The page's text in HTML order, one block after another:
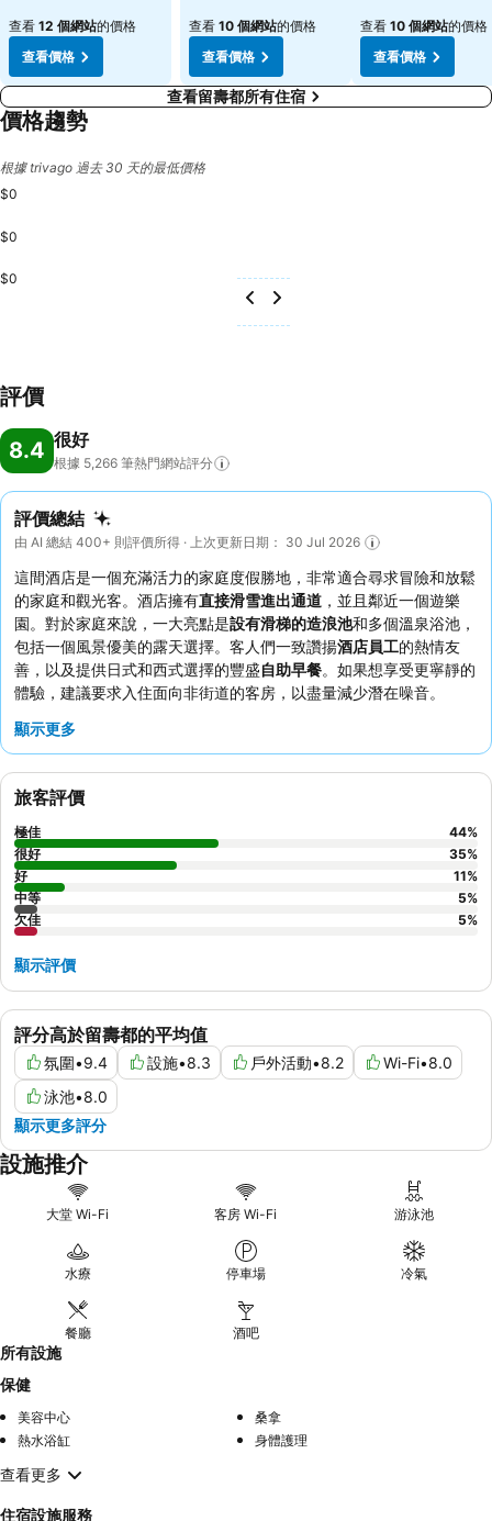
查看 12 個網站的價格
查看價格
查看 10 個網站的價格
查看價格
查看 10 個網站的價格
查看價格
查看留壽都所有住宿
價格趨勢
根據 trivago 過去 30 天的最低價格
$0
$0
$0
評價
8.4 很好
根據 5,266 筆熱門網站評分
評價總結
由 AI 總結 400+ 則評價所得 · 上次更新日期： 30 Jul 2026
這間酒店是一個充滿活力的家庭度假勝地，非常適合尋求冒險和放鬆
的家庭和觀光客。酒店擁有直接滑雪進出通道 ，並且鄰近一個遊樂
園。對於家庭來說，一大亮點是設有滑梯的造浪池和多個溫泉浴池，
包括一個風景優美的露天選擇。客人們一致讚揚酒店員工的熱情友
善，以及提供日式和西式選擇的豐盛自助早餐。如果想享受更寧靜的
體驗，建議要求入住面向非街道的客房，以盡量減少潛在噪音。
顯示更多
評分高於留壽都的平均值
氛圍•9.4 設施•8.3 戶外活動•8.2 Wi-Fi•8.0
泳池•8.0
顯示更多評分
旅客評價
極佳 44%
很好
35%
好
11%
中等
5%
欠佳
5%
顯示評價
設施推介
大堂 Wi-Fi 客房 Wi-Fi 游泳池
水療 停車場 冷氣
餐廳 酒吧
所有設施
保健
美容中心
桑拿
熱水浴缸
身體護理
查看更多
住宿設施服務